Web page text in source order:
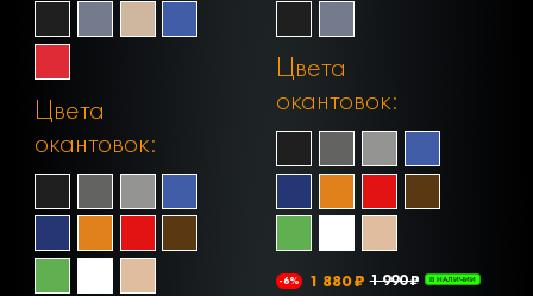
Цвета
окантовок:
Цвета
окантовок:
-6% 1 880 ₽ 1 990 ₽ В НАЛИЧИИ